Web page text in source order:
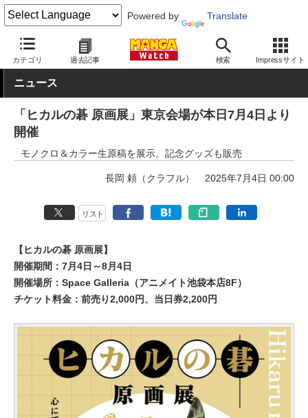
Powered by Translate
カテゴリ 過去記事 検索 Impressサイト
MANGA Watch イベント
ニュース
「ヒカルの碁 原画展」東京会場が本日7月4日より
開催
モノクロ＆カラー生原稿を展示。記念グッズも販売
長岡 頼（クラフル） 2025年7月4日 00:00
リスト
【ヒカルの碁 原画展】
開催期間：7月4日～8月4日
開催場所：Space Galleria（アニメイト池袋本店8F）
チケット料金：前売り2,000円、当日券2,200円